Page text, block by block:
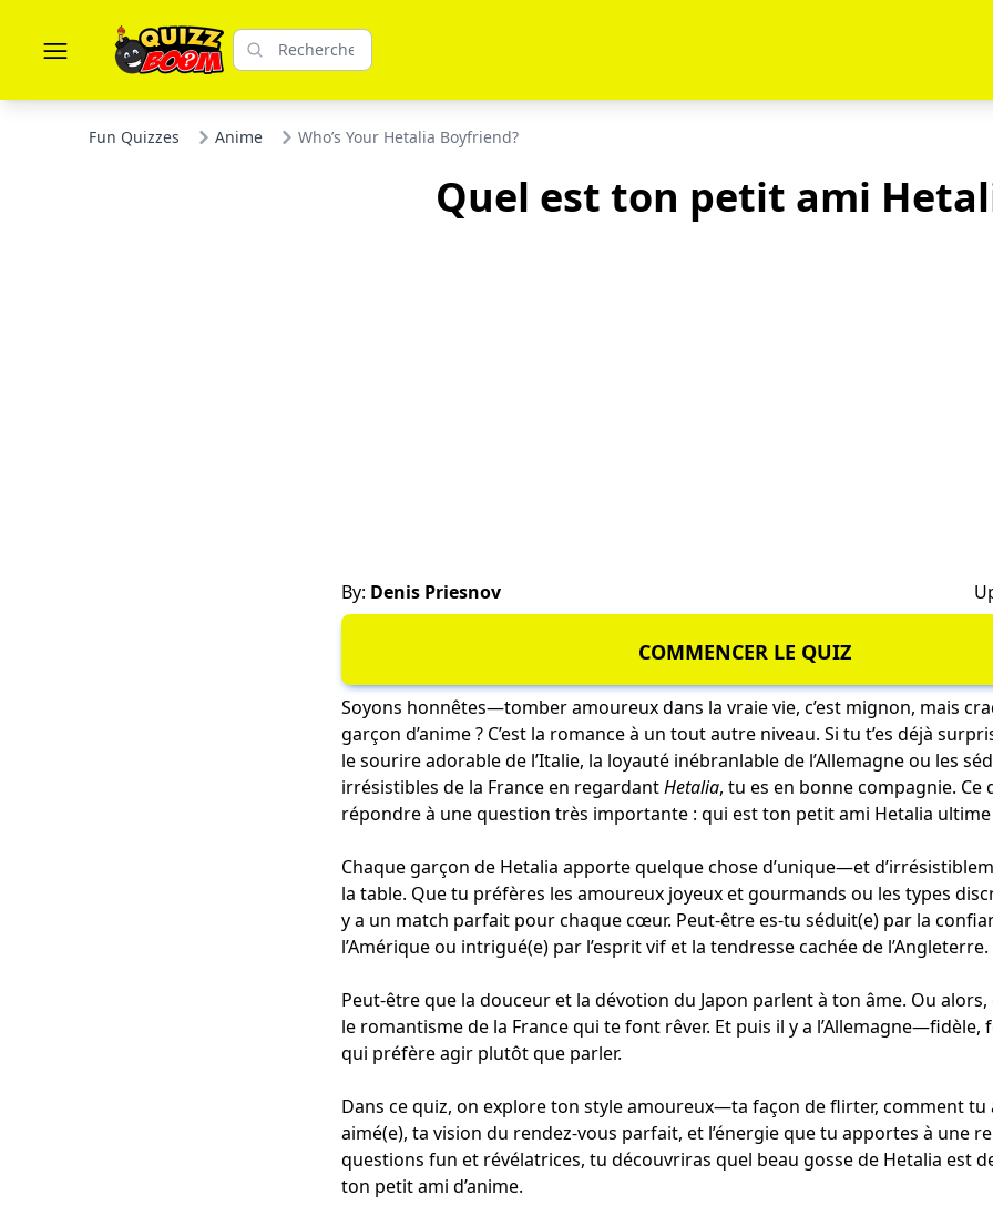
Fun Quizzes Anime Who’s Your Hetalia Boyfriend?
Quel est ton petit ami
By: Denis Priesnov
COMMENCER LE QUIZ
Soyons honnêtes—tomber amoureux dans la vraie vie, c’est mignon, mais
garçon d’anime ? C’est la romance à un tout autre niveau. Si tu t’es déjà
le sourire adorable de l’Italie, la loyauté inébranlable de l’Allemagne ou les
irrésistibles de la France en regardantHetalia, tu es en bonne compagnie. Ce
répondre à une question très importante : qui est ton petit ami Hetalia ultime
Chaque garçon de Hetalia apporte quelque chose d’unique—et
la table. Que tu préfères les amoureux joyeux et gourmands ou les types
y a un match parfait pour chaque cœur. Peut-être es-tu séduit(e) par la
l’Amérique ou intrigué(e) par l’esprit vif et la tendresse cachée de l’Angleterre.
Peut-être que la douceur et la dévotion du Japon parlent à ton âme. Ou alors,
le romantisme de la France qui te font rêver. Et puis il y a l’Allemagne—fidèle,
qui préfère agir plutôt que parler.
Dans ce quiz, on explore ton style amoureux—ta façon de flirter, comment tu
aimé(e), ta vision du rendez-vous parfait, et l’énergie que tu apportes à une
questions fun et révélatrices, tu découvriras quel beau gosse de Hetalia est
ton petit ami d’anime.